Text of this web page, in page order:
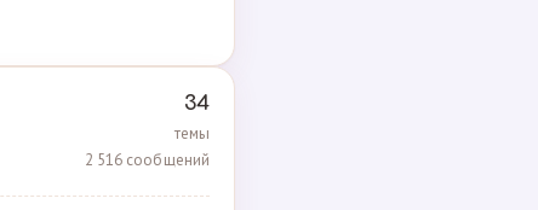
34
темы
2 516 сообщений